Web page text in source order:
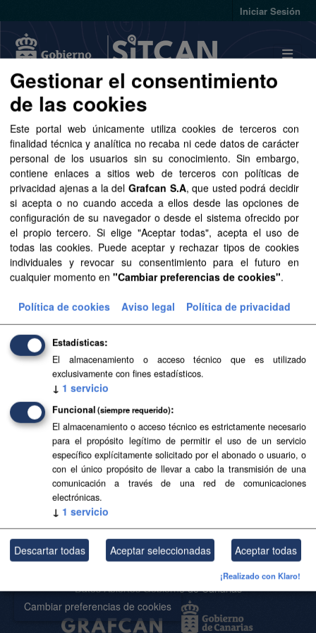
Cambiar preferencias de cookies
Iniciar Sesión
Conjuntos de datos
Ordenar por
1 conjunto de datos encontrado
Formatos: SpatiaLite Etiquetas:
cartografía
Filtrar Resultados
Base Topográfica a escala 1:5.000 de Canarias
(2004-2006)
Base Topográfica a escala 1:5.000 de Canarias (2004-
2006)
CSV SHP SpatiaLite
Usted también puede acceder a este registro utilizando los
(ver
API Docs
Acerca de SITCAN Open Data
Datos Abiertos Gobierno de Canarias
Gestionar el consentimiento
de las cookies
Este portal web únicamente utiliza cookies de terceros con
finalidad técnica y analítica no recaba ni cede datos de carácter
personal de los usuarios sin su conocimiento. Sin embargo,
contiene enlaces a sitios web de terceros con políticas de
privacidad ajenas a la del Grafcan S.A, que usted podrá decidir
si acepta o no cuando acceda a ellos desde las opciones de
configuración de su navegador o desde el sistema ofrecido por
el propio tercero. Si elige "Aceptar todas", acepta el uso de
todas las cookies. Puede aceptar y rechazar tipos de cookies
individuales y revocar su consentimiento para el futuro en
cualquier momento en "Cambiar preferencias de cookies".
Política de cookies Aviso legal Política de privacidad
Estadísticas
El almacenamiento o acceso técnico que es utilizado
exclusivamente con fines estadísticos.
↓ 1 servicio
Funcional (siempre requerido)
El almacenamiento o acceso técnico es estrictamente necesario
para el propósito legítimo de permitir el uso de un servicio
específico explícitamente solicitado por el abonado o usuario, o
con el único propósito de llevar a cabo la transmisión de una
comunicación a través de una red de comunicaciones
electrónicas.
↓ 1 servicio
Descartar todas Aceptar seleccionadas Aceptar todas
¡Realizado con Klaro!